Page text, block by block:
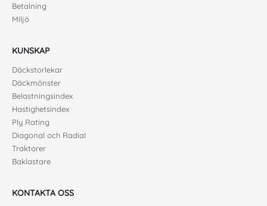
Betalning
Miljö
KUNSKAP
Däckstorlekar
Däckmönster
Belastningsindex
Hastighetsindex
Ply Rating
Diagonal och Radial
Traktorer
Baklastare
KONTAKTA OSS